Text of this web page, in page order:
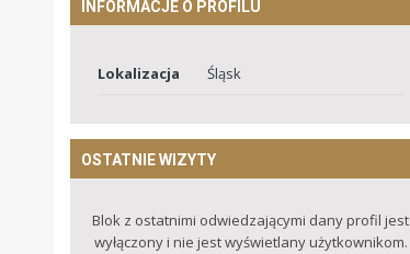
INFORMACJE O PROFILU
Lokalizacja Śląsk
OSTATNIE WIZYTY
Blok z ostatnimi odwiedzającymi dany profil jest
wyłączony i nie jest wyświetlany użytkownikom.